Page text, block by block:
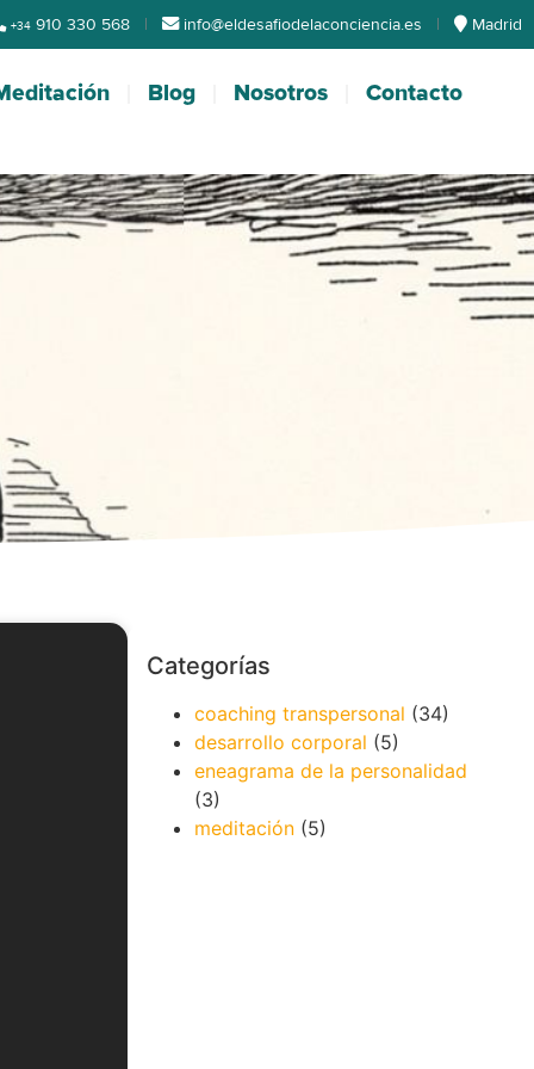
+34 910 330 568 | info@eldesafiodelaconciencia.es | Madrid
Blog Nosotros Contacto
Categorías
coaching transpersonal (34)
desarrollo corporal (5)
eneagrama de la personalidad
(3)
meditación (5)